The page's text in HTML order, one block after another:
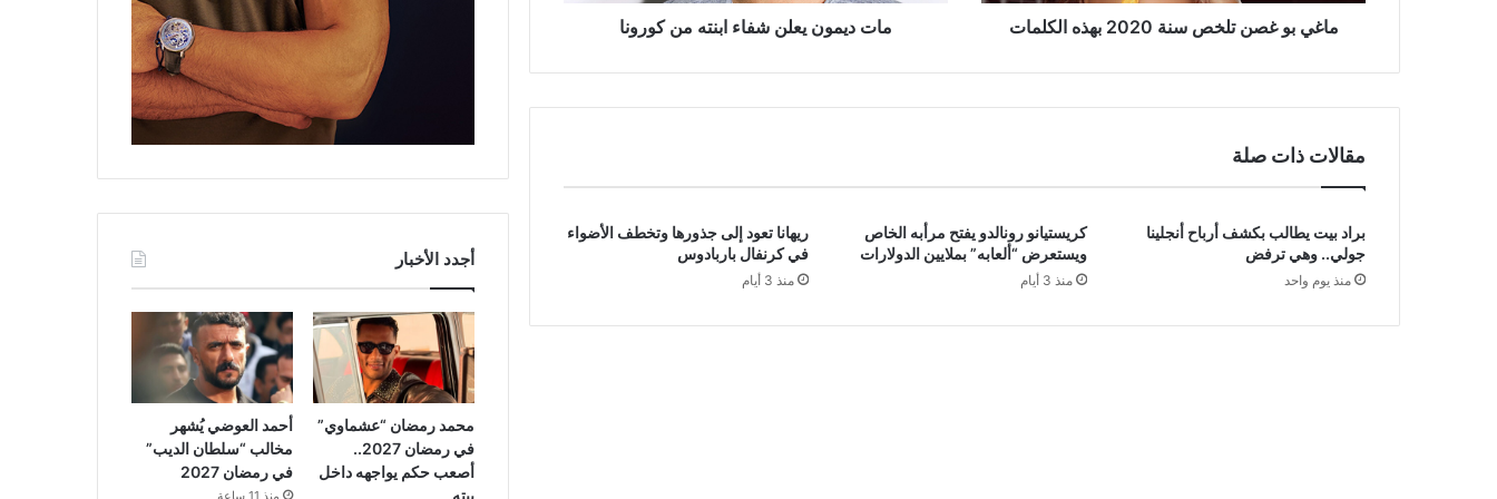
ماغي بو غصن تلخص سنة 2020 بهذه الكلمات مات ديمون يعلن شفاء ابنته من كورونا
مقالات ذات صلة
براد بيت يطالب بكشف أرباح أنجلينا
جولي.. وهي ترفض
منذ يوم واحد
كريستيانو رونالدو يفتح مرأبه الخاص
ويستعرض “ألعابه” بملايين الدولارات
منذ 3 أيام
ريهانا تعود إلى جذورها وتخطف الأضواء
في كرنفال باربادوس
منذ 3 أيام
أجدد الأخبار
محمد رمضان “عشماوي”
في رمضان 2027..
أصعب حكم يواجهه داخل
بيته
أحمد العوضي يُشهر
مخالب “سلطان الديب”
في رمضان 2027
منذ 11 ساعة